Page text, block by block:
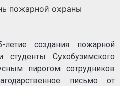
пожарной охраны
летие создания пожарной
Сухобузимского
пирогом сотрудников
письмо от